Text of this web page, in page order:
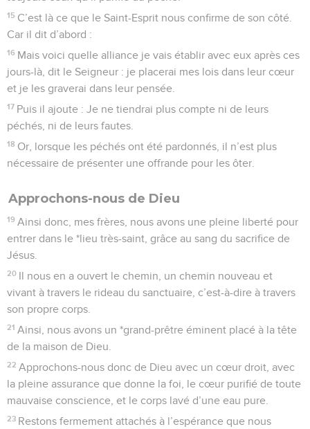
15 C’est là ce que le Saint-Esprit nous confirme de son côté.
Car il dit d’abord :
16 Mais voici quelle alliance je vais établir avec eux après ces
jours-là, dit le Seigneur : je placerai mes lois dans leur cœur
et je les graverai dans leur pensée.
17 Puis il ajoute : Je ne tiendrai plus compte ni de leurs
péchés, ni de leurs fautes.
18 Or, lorsque les péchés ont été pardonnés, il n’est plus
nécessaire de présenter une offrande pour les ôter.
Approchons-nous de Dieu
19 Ainsi donc, mes frères, nous avons une pleine liberté pour
entrer dans le *lieu très-saint, grâce au sang du sacrifice de
Jésus.
20 Il nous en a ouvert le chemin, un chemin nouveau et
vivant à travers le rideau du sanctuaire, c’est-à-dire à travers
son propre corps.
21 Ainsi, nous avons un *grand-prêtre éminent placé à la tête
de la maison de Dieu.
22 Approchons-nous donc de Dieu avec un cœur droit, avec
la pleine assurance que donne la foi, le cœur purifié de toute
mauvaise conscience, et le corps lavé d’une eau pure.
23 Restons fermement attachés à l’espérance que nous